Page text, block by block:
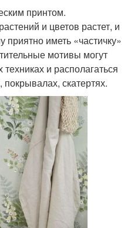
принтом.
и цветов растет, и
приятно иметь «частичку»
мотивы могут
и располагаться
скатертях.